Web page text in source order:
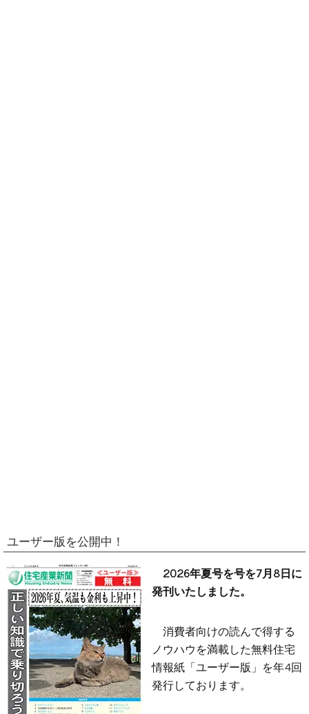
ユーザー版を公開中！
2026年夏号を号を7月8日に
発刊いたしました。
消費者向けの読んで得する
ノウハウを満載した無料住宅
情報紙「ユーザー版」を年4回
発行しております。